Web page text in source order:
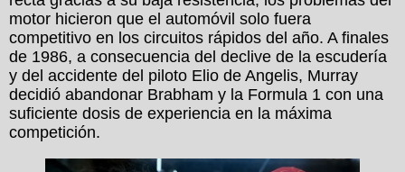
motor hicieron que el automóvil solo fuera
competitivo en los circuitos rápidos del año. A finales
de 1986, a consecuencia del declive de la escudería
y del accidente del piloto Elio de Angelis, Murray
decidió abandonar Brabham y la Formula 1 con una
suficiente dosis de experiencia en la máxima
competición.